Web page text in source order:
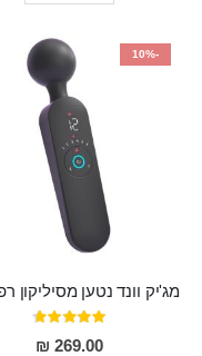
-10%
דירוג:
93%
269.00 ₪